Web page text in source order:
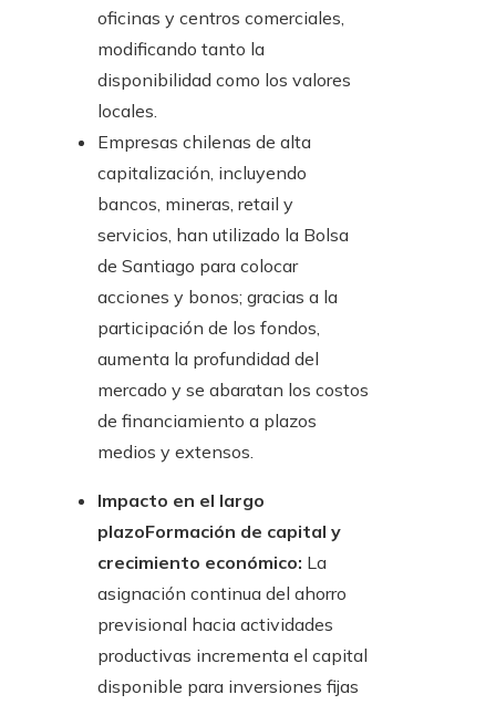
oficinas y centros comerciales,
modificando tanto la
disponibilidad como los valores
locales.
Empresas chilenas de alta
capitalización, incluyendo
bancos, mineras, retail y
servicios, han utilizado la Bolsa
de Santiago para colocar
acciones y bonos; gracias a la
participación de los fondos,
aumenta la profundidad del
mercado y se abaratan los costos
de financiamiento a plazos
medios y extensos.
Impacto en el largo
plazoFormación de capital y
crecimiento económico: La
asignación continua del ahorro
previsional hacia actividades
productivas incrementa el capital
disponible para inversiones fijas